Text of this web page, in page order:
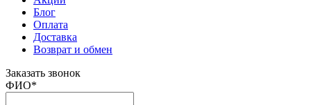
Блог
Оплата
Доставка
Возврат и обмен
Заказать звонок
ФИО*